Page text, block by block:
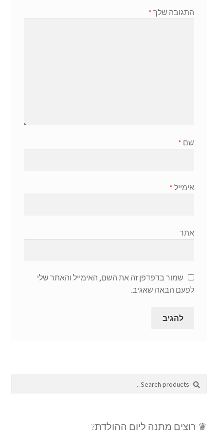
התגובה שלך *
שם *
אימייל *
אתר
שמור בדפדפן זה את השם, האימייל והאתר שלי
לפעם הבאה שאגיב.
Search
for:
Search
♛ רוצים מתנה ליום ההולדת?